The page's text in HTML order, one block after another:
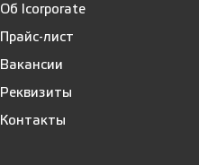
Об Icorporate
Прайс-лист
Вакансии
Реквизиты
Контакты